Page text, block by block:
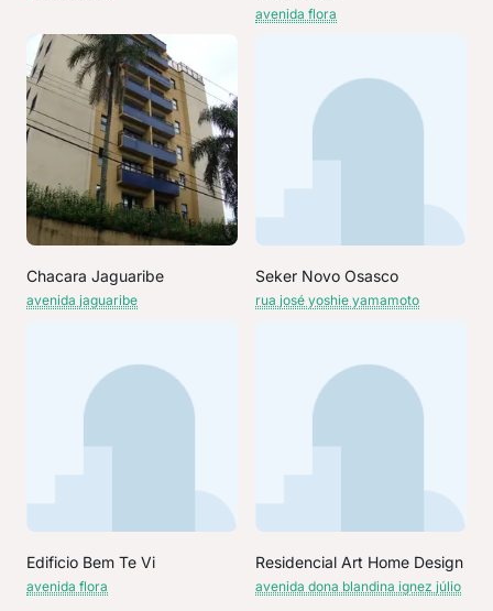
avenida flora
Chacara Jaguaribe
avenida jaguaribe
Seker Novo Osasco
rua josé yoshie yamamoto
Edificio Bem Te Vi
avenida flora
Residencial Art Home Design
avenida dona blandina ignez júlio